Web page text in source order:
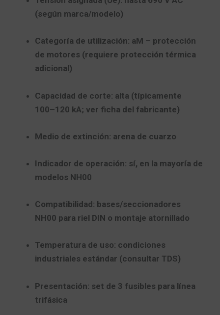
(según marca/modelo)
Categoría de utilización: aM – protección
de motores (requiere protección térmica
adicional)
Capacidad de corte: alta (típicamente
100–120 kA; ver ficha del fabricante)
Medio de extinción: arena de cuarzo
Indicador de operación: sí, en la mayoría de
modelos NH00
Compatibilidad: bases/seccionadores
NH00 para riel DIN o montaje atornillado
Temperatura de uso: condiciones
industriales estándar (consultar TDS)
Presentación: set de 3 fusibles para línea
trifásica